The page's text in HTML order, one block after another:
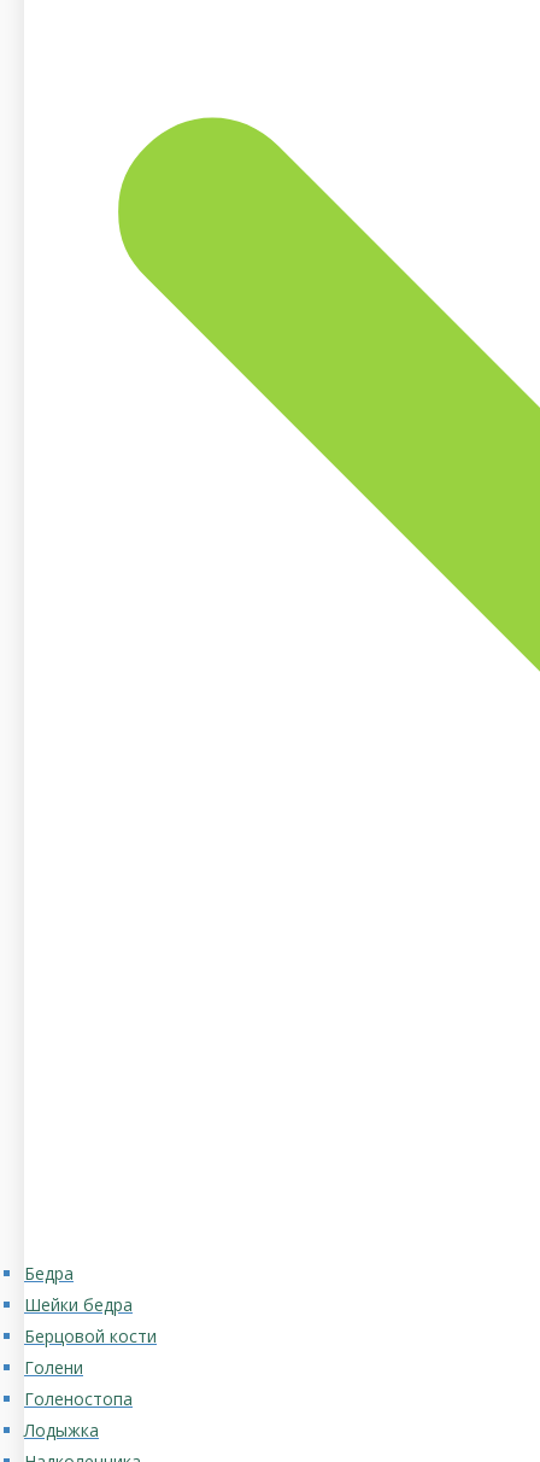
Бедра
Шейки бедра
Берцовой кости
Голени
Голеностопа
Лодыжка